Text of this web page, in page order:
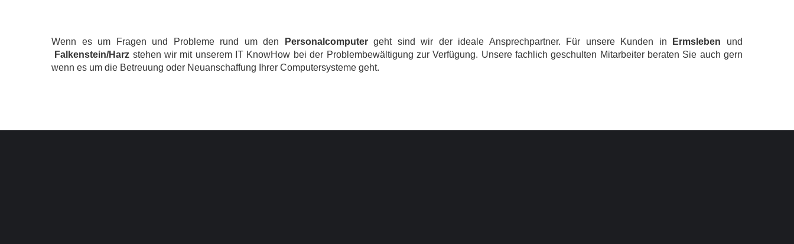
Wenn es um Fragen und Probleme rund um den Personalcomputergeht sind wir der ideale Ansprechpartner. Für unsere Kunden in Ermsleben und
Falkenstein/Harz stehen wir mit unserem IT KnowHow bei der Problembewältigung zur Verfügung. Unsere fachlich geschulten Mitarbeiter beraten Sie auch gern
wenn es um die Betreuung oder Neuanschaffung Ihrer Computersysteme geht.